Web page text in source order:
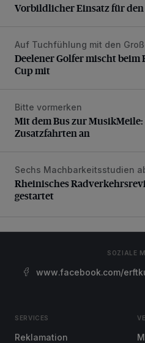
Vorbildlicher Einsatz für
Deelener Golfer mischt
Auf Tuchfühlung mit den
Deelener Golfer mischt beim
Cup mit
Mit dem Bus zur
Bitte vormerken
Mit dem Bus zur MusikMeile:
Zusatzfahrten an
Rheinisches
Sechs Machbarkeitsstudien
Rheinisches
gestartet
SOZIALE
www.facebook.com/
SERVICES
Reklamation